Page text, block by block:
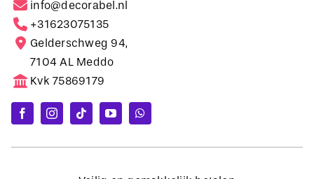
info@decorabel.nl
+31623075135
Gelderschweg 94,
7104 AL Meddo
Kvk 75869179